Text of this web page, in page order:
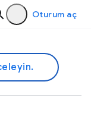
Oturum aç